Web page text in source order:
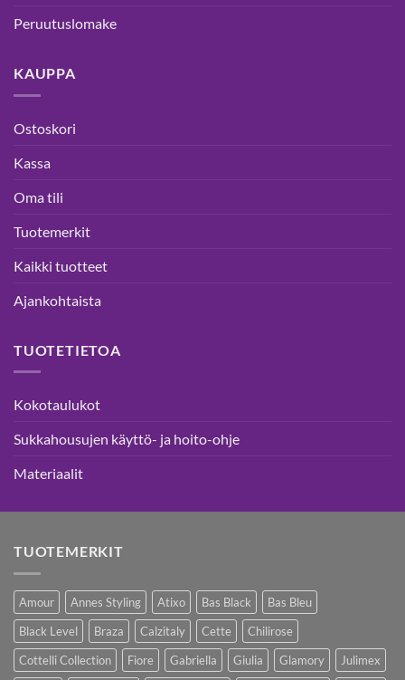
Peruutuslomake
KAUPPA
Ostoskori
Kassa
Oma tili
Tuotemerkit
Kaikki tuotteet
Ajankohtaista
TUOTETIETOA
Kokotaulukot
Sukkahousujen käyttö- ja hoito-ohje
Materiaalit
TUOTEMERKIT
Amour Annes Styling Atixo Bas Black
Bas Bleu
Black Level
Braza Calzitaly Cette
Chilirose
Cottelli Collection
Fiore Gabriella Giulia Glamory
Julimex